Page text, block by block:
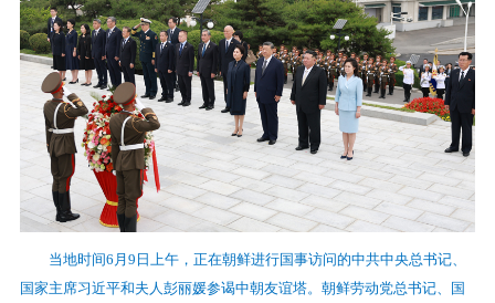
当地时间6月9日上午，正在朝鲜进行国事访问的中共中央总书记、
国家主席习近平和夫人彭丽媛参谒中朝友谊塔。朝鲜劳动党总书记、国